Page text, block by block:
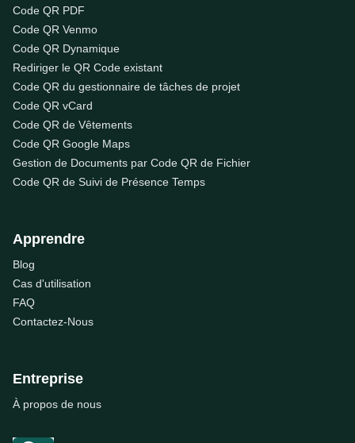
Code QR PDF
Code QR Venmo
Code QR Dynamique
Rediriger le QR Code existant
Code QR du gestionnaire de tâches de projet
Code QR vCard
Code QR de Vêtements
Code QR Google Maps
Gestion de Documents par Code QR de Fichier
Code QR de Suivi de Présence Temps
Apprendre
Blog
Cas d'utilisation
FAQ
Contactez-Nous
Entreprise
À propos de nous